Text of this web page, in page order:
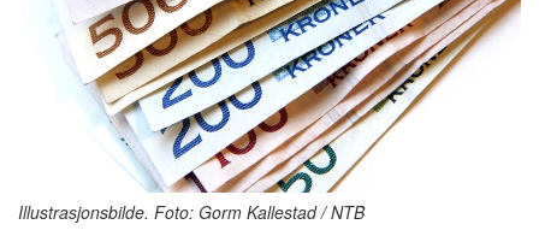
Illustrasjonsbilde. Foto: Gorm Kallestad / NTB